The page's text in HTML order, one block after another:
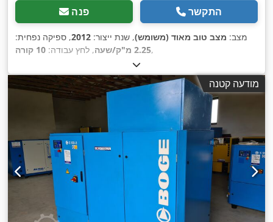
פנה התקשר
מצב: מצב טוב מאוד (משומש), שנת ייצור: 2012, ספיקה נפחית:
2.25 מ"ק/שעה
, לחץ עבודה: 10 קורה ,
מודעה קטנה